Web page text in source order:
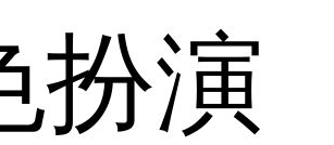
扮演